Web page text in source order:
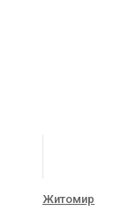
Житомир